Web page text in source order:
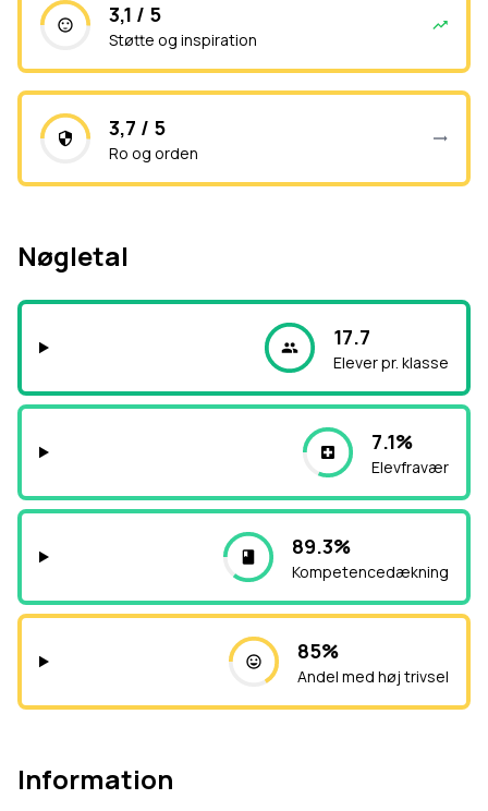
3,1 / 5
Støtte og inspiration
3,7 / 5
Ro og orden
Nøgletal
17.7
Elever pr. klasse
7.1%
Elevfravær
89.3%
Kompetencedækning
85%
Andel med høj trivsel
Information